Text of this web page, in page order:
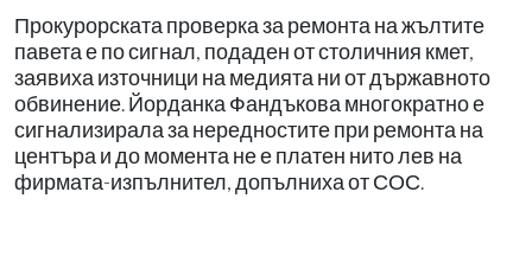
Прокурорската проверка за ремонта на жълтите
павета е по сигнал, подаден от столичния кмет,
заявиха източници на медията ни от държавното
обвинение. Йорданка Фандъкова многократно е
сигнализирала за нередностите при ремонта на
центъра и до момента не е платен нито лев на
фирмата-изпълнител, допълниха от СОС.